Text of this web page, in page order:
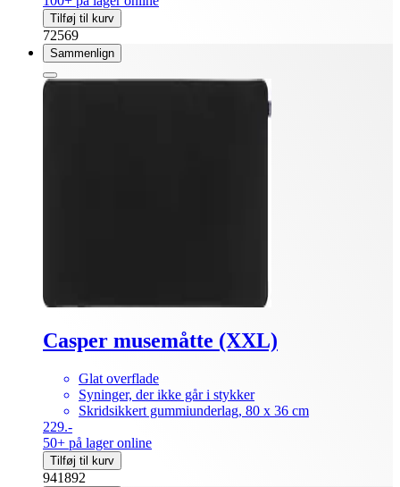
Tilføj til kurv
72569
Sammenlign
Casper musemåtte (XXL)
Glat overflade
Syninger, der ikke går i stykker
Skridsikkert gummiunderlag, 80 x 36 cm
229.-
50+ på lager online
Tilføj til kurv
941892